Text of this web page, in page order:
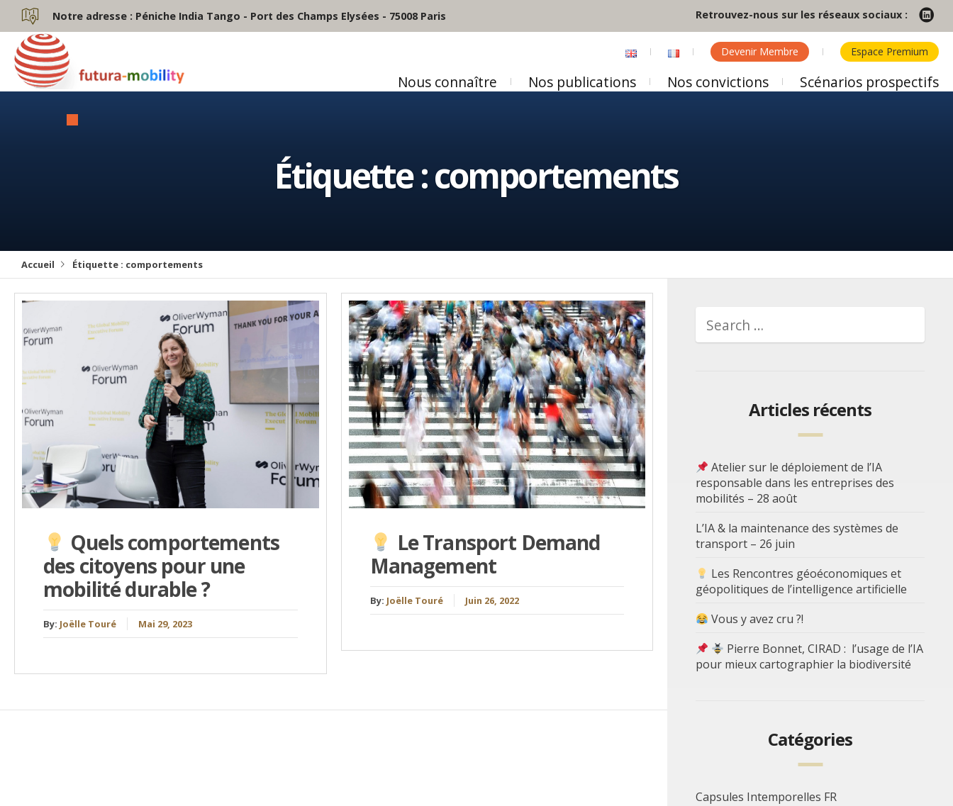
Notre adresse : Péniche India Tango - Port des Champs Elysées - 75008 Paris Retrouvez-nous sur les réseaux sociaux :
Devenir Membre Espace Premium
Nous connaître Nos publications Nos convictions Scénarios prospectifs
Étiquette :comportements
Accueil Étiquette : comportements
Quels comportements
des citoyens pour une
mobilité durable ?
By: Joëlle Touré Mai 29, 2023
Le Transport Demand
Management
By: Joëlle Touré Juin 26, 2022
Articles récents
Atelier sur le déploiement de l’IA
responsable dans les entreprises des
mobilités – 28 août
L’IA & la maintenance des systèmes de
transport – 26 juin
Les Rencontres géoéconomiques et
géopolitiques de l’intelligence artificielle
Vous y avez cru ?!
Pierre Bonnet, CIRAD : l’usage de l’IA
pour mieux cartographier la biodiversité
Catégories
Capsules Intemporelles FR